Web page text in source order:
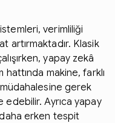
verimliliği
artırmaktadır. Klasik
yapay zekâ
makine, farklı
gerek
Ayrıca yapay
erken tespit